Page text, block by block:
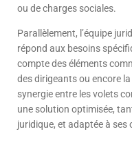
ou de charges sociales.
Parallèlement, l’équipe
répond aux besoins
compte des éléments
des dirigeants ou encore
synergie entre les volets
une solution optimisée,
juridique, et adaptée à